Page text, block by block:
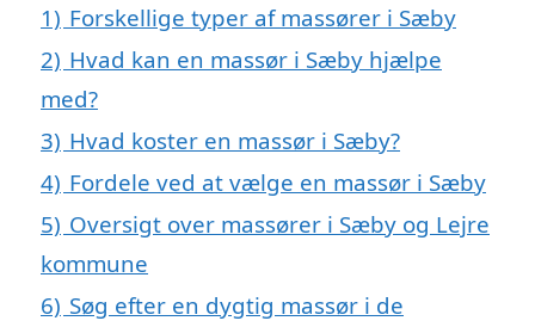
1) Forskellige typer af massører i Sæby
2) Hvad kan en massør i Sæby hjælpe
med?
3) Hvad koster en massør i Sæby?
4) Fordele ved at vælge en massør i Sæby
5) Oversigt over massører i Sæby og Lejre
kommune
6) Søg efter en dygtig massør i de